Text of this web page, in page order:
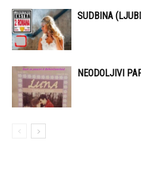
SUDBINA
NEODOLJIVI